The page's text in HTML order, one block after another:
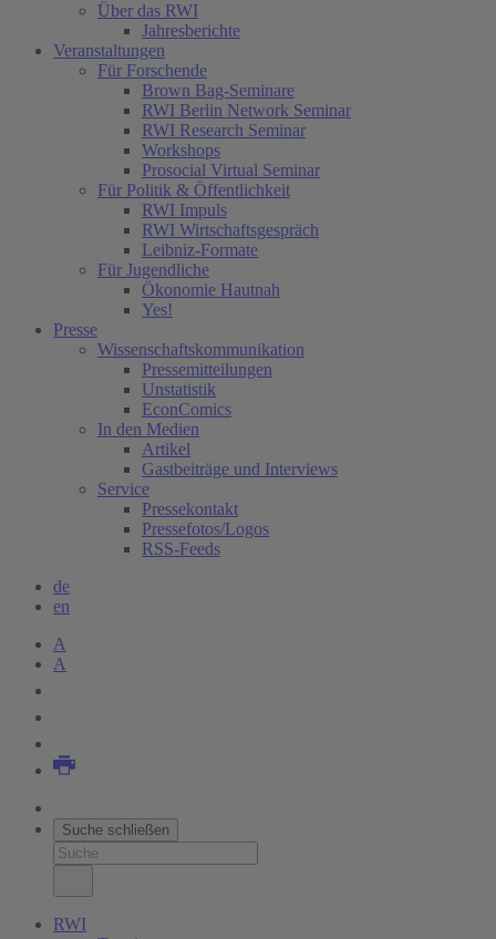
Über das RWI
Jahresberichte
Veranstaltungen
Für Forschende
Brown Bag-Seminare
RWI Berlin Network Seminar
RWI Research Seminar
Workshops
Prosocial Virtual Seminar
Für Politik & Öffentlichkeit
RWI Impuls
RWI Wirtschaftsgespräch
Leibniz-Formate
Für Jugendliche
Ökonomie Hautnah
Yes!
Presse
Wissenschaftskommunikation
Pressemitteilungen
Unstatistik
EconComics
In den Medien
Artikel
Gastbeiträge und Interviews
Service
Pressekontakt
Pressefotos/Logos
RSS-Feeds
de
en
A
A
Suche schließen
RWI